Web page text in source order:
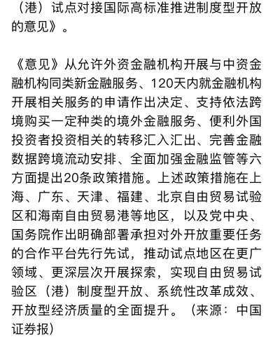
（港）试点对接国际高标准推进制度型开放
的意见》。
《意见》从允许外资金融机构开展与中资金
融机构同类新金融服务、120天内就金融机构
开展相关服务的申请作出决定、支持依法跨
境购买一定种类的境外金融服务、便利外国
投资者投资相关的转移汇入汇出、完善金融
数据跨境流动安排、全面加强金融监管等六
方面提出20条政策措施。上述政策措施在上
海、广东、天津、福建、北京自由贸易试验
区和海南自由贸易港等地区，以及党中央、
国务院作出明确部署承担对外开放重要任务
的合作平台先行先试，推动试点地区在更广
领域、更深层次开展探索，实现自由贸易试
验区（港）制度型开放、系统性改革成效、
开放型经济质量的全面提升。（来源：中国
证券报）